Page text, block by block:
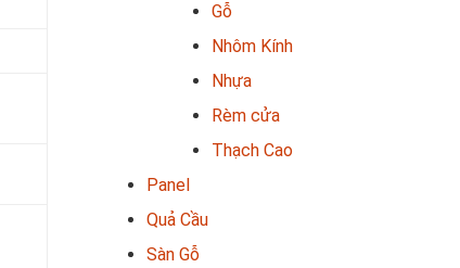
Gỗ
Nhôm Kính
Nhựa
Rèm cửa
Thạch Cao
Panel
Quả Cầu
Sàn Gỗ